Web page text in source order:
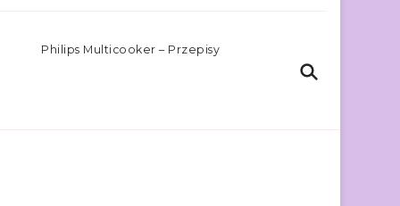
Philips Multicooker – Przepisy